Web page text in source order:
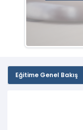
Eğitime Genel Bakış